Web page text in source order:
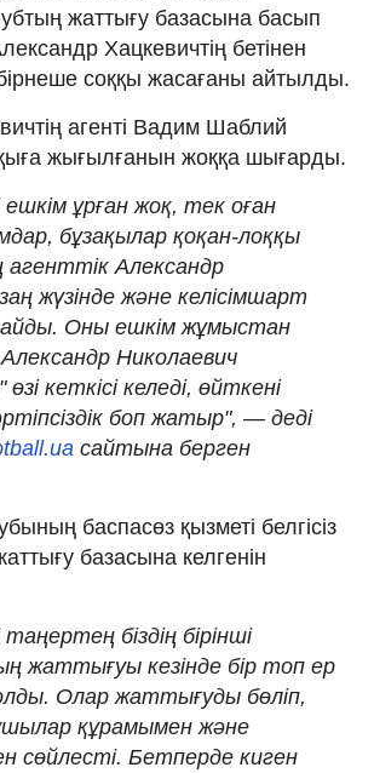
жаттығу базасына басып
Хацкевичтің бетінен
соққы жасағаны айтылды.
агенті Вадим Шаблий
жығылғанын жоққа шығарды.
ұрған жоқ, тек оған
бұзақылар қоқан-лоққы
агенттік Александр
жүзінде және келісімшарт
Оны ешкім жұмыстан
Николаевич
кеткісі келеді, өйткені
боп жатыр", — деді
сайтына берген
баспасөз қызметі белгісіз
базасына келгенін
таңертең біздің бірінші
жаттығуы кезінде бір топ ер
Олар жаттығуды бөліп,
құрамымен және
сөйлесті. Бетперде киген